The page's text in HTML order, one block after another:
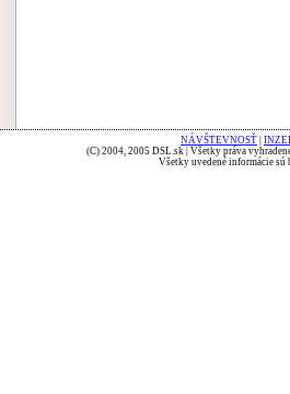
NÁVŠTEVNOSŤ
(C) 2004, 2005 DSL.sk | Všetky práva
Všetky uvedené informácie sú